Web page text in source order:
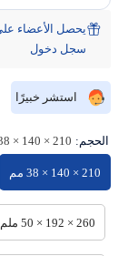
سجل دخول
استشر خبيرًا
الحجم: 210 × 140 × 38 مم
210 × 140 × 38 مم
260 × 192 × 50 ملم